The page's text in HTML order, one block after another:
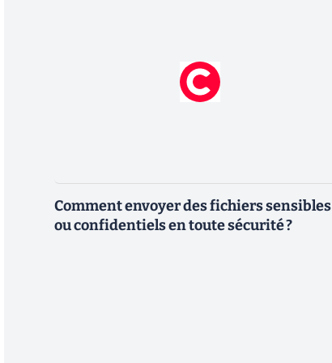
Comment envoyer des fichiers sensibles
ou confidentiels en toute sécurité ?